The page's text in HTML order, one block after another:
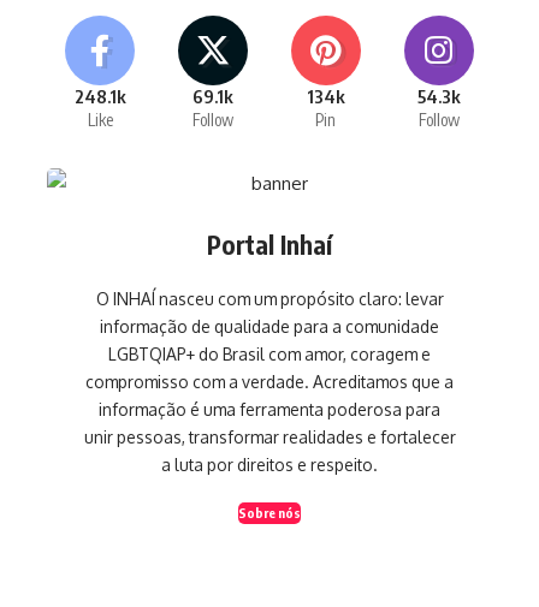
248.1k
Like
69.1k
Follow
134k
Pin
54.3k
Follow
Portal Inhaí
O INHAÍ nasceu com um propósito claro: levar
informação de qualidade para a comunidade
LGBTQIAP+ do Brasil com amor, coragem e
compromisso com a verdade. Acreditamos que a
informação é uma ferramenta poderosa para
unir pessoas, transformar realidades e fortalecer
a luta por direitos e respeito.
Sobre nós